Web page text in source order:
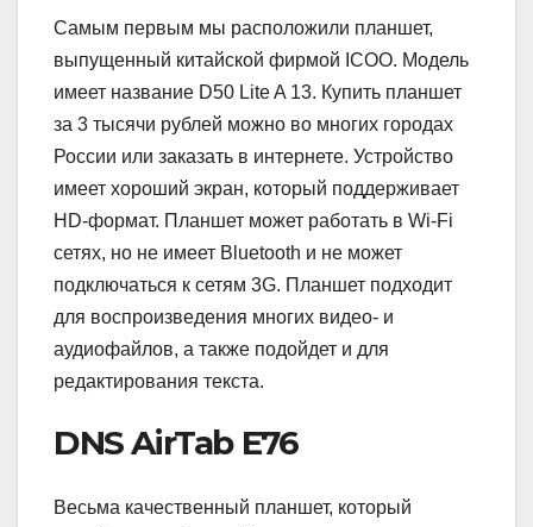
Самым первым мы расположили планшет,
выпущенный китайской фирмой ICOO. Модель
имеет название D50 Lite A 13. Купить планшет
за 3 тысячи рублей можно во многих городах
России или заказать в интернете. Устройство
имеет хороший экран, который поддерживает
HD-формат. Планшет может работать в Wi-Fi
сетях, но не имеет Bluetooth и не может
подключаться к сетям 3G. Планшет подходит
для воспроизведения многих видео- и
аудиофайлов, а также подойдет и для
редактирования текста.
DNS AirTab E76
Весьма качественный планшет, который